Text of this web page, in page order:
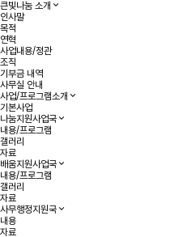
큰빛나눔 소개
인사말
목적
연혁
사업내용/정관
조직
기부금 내역
사무실 안내
사업/프로그램소개
기본사업
나눔지원사업국
내용/프로그램
갤러리
자료
배움지원사업국
내용/프로그램
갤러리
자료
사무행정지원국
내용
자료